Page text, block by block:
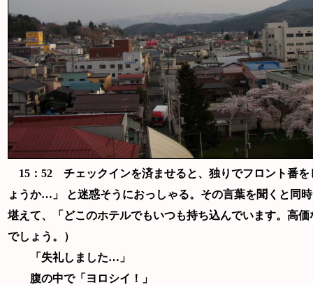
15：52 チェックインを済ませると、独りでフロント番を
ょうか…」 と迷惑そうにおっしゃる。その言葉を聞くと同
堪えて、「どこのホテルでもいつも持ち込んでいます。高
でしょう。）
「失礼しました…」
腹の中で「ヨロシイ！」